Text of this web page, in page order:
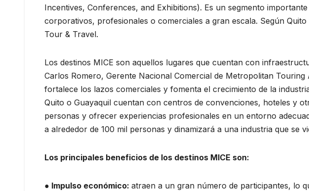
Incentives, Conferences, and Exhibitions). Es un segmento
corporativos, profesionales o comerciales a gran escala. Según
Tour & Travel.
Los destinos MICE son aquellos lugares que cuentan con
Carlos Romero, Gerente Nacional Comercial de Metropolitan
fortalece los lazos comerciales y fomenta el crecimiento de la
Quito o Guayaquil cuentan con centros de convenciones, hoteles y
personas y ofrecer experiencias profesionales en un entorno
a alrededor de 100 mil personas y dinamizará a una industria que se
Los principales beneficios de los destinos MICE son:
● Impulso económico: atraen a un gran número de participantes, lo